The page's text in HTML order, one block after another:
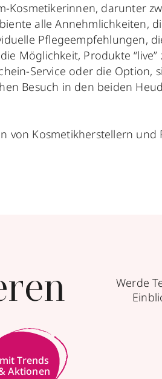
darunter
alle Annehmlichkeiten,
Pflegeempfehlungen,
Möglichkeit, Produkte
Service oder die
Besuch in den beiden
von Kosmetikherstellern
mit Trends
Aktionen
Werde